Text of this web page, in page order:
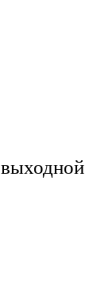
выходной